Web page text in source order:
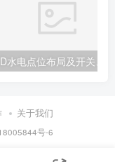
关于我们
号-6